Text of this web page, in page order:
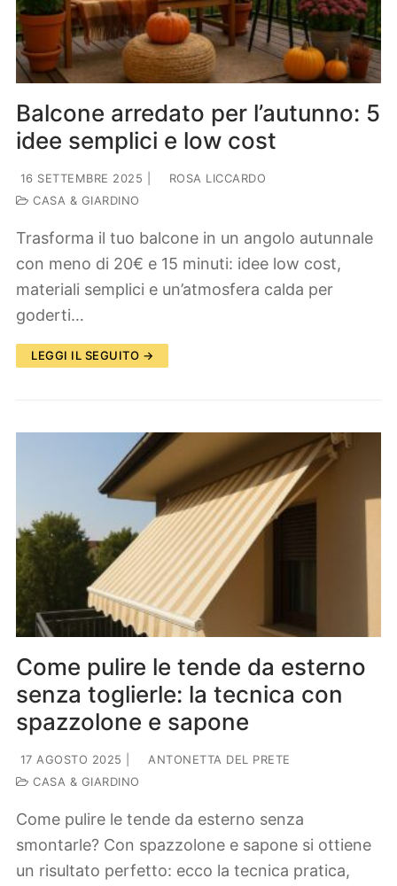
Piante e fiori
Lifestyle
Viaggi
Zodiaco
Balcone arredato per l’autunno: 5
idee semplici e low cost
16 SETTEMBRE 2025
ROSA LICCARDO
CASA & GIARDINO
Trasforma il tuo balcone in un angolo autunnale
con meno di 20€ e 15 minuti: idee low cost,
materiali semplici e un’atmosfera calda per
goderti…
LEGGI IL SEGUITO →
Come pulire le tende da esterno
senza toglierle: la tecnica con
spazzolone e sapone
17 AGOSTO 2025
ANTONETTA DEL PRETE
CASA & GIARDINO
Come pulire le tende da esterno senza
smontarle? Con spazzolone e sapone si ottiene
un risultato perfetto: ecco la tecnica pratica,